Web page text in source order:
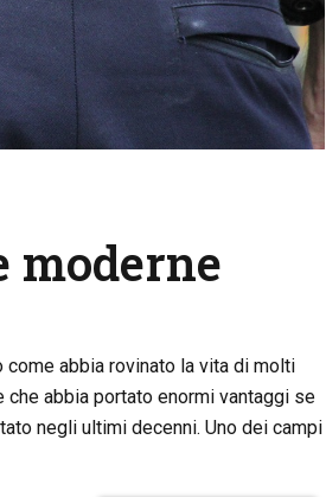
abbia rovinato la vita di molti
abbia portato enormi vantaggi se
negli ultimi decenni. Uno dei campi